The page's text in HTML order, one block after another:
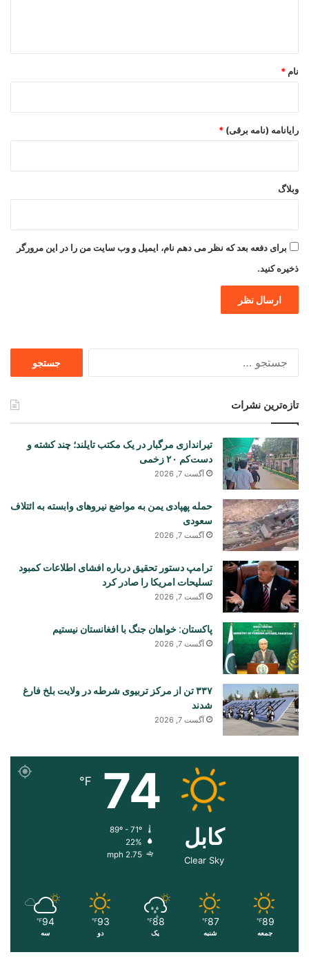
نام *
رایانامه (نامه برقی) *
وبلاگ
برای دفعه بعد که نظر می دهم نام، ایمیل و وب سایت من را در این مرورگر
ذخیره کنید.
تازه‌ترین نشرات
تیراندازی مرگبار در یک مکتب تایلند؛ چند کشته و
دست‌کم ۲۰ زخمی
آگست 7, 2026
حمله پهپادی یمن به مواضع نیروهای وابسته به ائتلاف
سعودی
آگست 7, 2026
ترامپ دستور تحقیق درباره افشای اطلاعات کمبود
تسلیحات امریکا را صادر کرد
آگست 7, 2026
پاکستان: خواهان جنگ با افغانستان نیستیم
آگست 7, 2026
۳۳۷ تن از مرکز تربیوی شرطه در ولایت بلخ فارغ
شدند
آگست 7, 2026
کابل
Clear Sky
74
℉
22%
2.75 mph
89
℉
جمعه
87
℉
شنبه
88
℉
یک
93
℉
دو
94
℉
سه